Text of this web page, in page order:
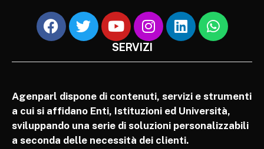
SERVIZI
Agenparl dispone di contenuti, servizi e strumenti
a cui si affidano Enti, Istituzioni ed Università,
sviluppando una serie di soluzioni personalizzabili
a seconda delle necessità dei clienti.